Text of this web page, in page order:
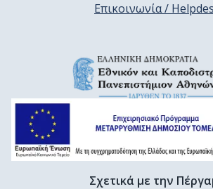
Επικοινωνία /
Σχετικά με την